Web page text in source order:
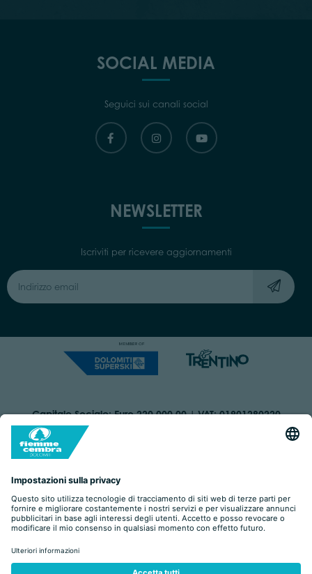
SOCIAL MEDIA
Seguici sui canali social
NEWSLETTER
Iscriviti per ricevere aggiornamenti
Capitale Sociale: Euro 220.000,00 | VAT: 01901280220
COOKIES
DICHIARAZIONE DI ACCESSIBILITÀ
BY